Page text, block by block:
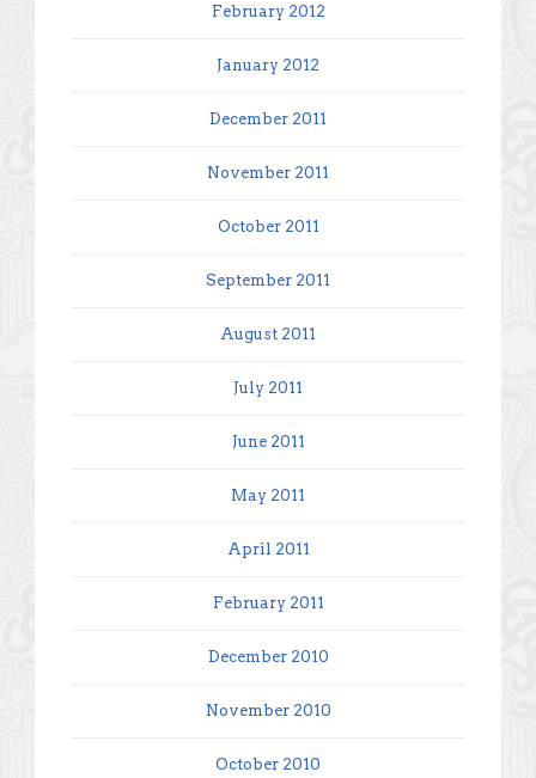
February 2012
January 2012
December 2011
November 2011
October 2011
September 2011
August 2011
July 2011
June 2011
May 2011
April 2011
February 2011
December 2010
November 2010
October 2010